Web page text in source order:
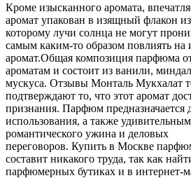
Кроме изысканного аромата,
аромат упакован в изящный флакон
которому лучи солнца не могут
самым каким-то образом повлиять на
аромат.Общая композиция парфюма
ароматам и состоит из ванили,
мускуса. Отзывы Монталь Мукхалат
подтверждают то, что этот аромат
признания. Парфюм предназначается
использования, а также
романтического ужина и деловых
переговоров. Купить в Москве
составит никакого труда, так как
парфюмерных бутиках и в интернет-